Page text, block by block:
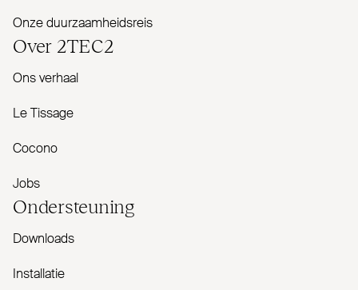
Onze duurzaamheidsreis
Over 2TEC2
Ons verhaal
Le Tissage
Cocono
Jobs
Onder­steuning
Downloads
Installatie